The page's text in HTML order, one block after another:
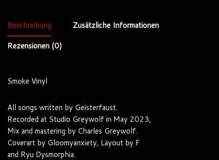
Beschreibung
Zusätzliche Informationen
Rezensionen (0)
Smoke Vinyl
All songs written by Geisterfaust.
Recorded at Studio Greywolf in May 2023,
Mix and mastering by Charles Greywolf.
Coverart by Gloomyanxiety, Layout by F
and Ryu Dysmorphia.